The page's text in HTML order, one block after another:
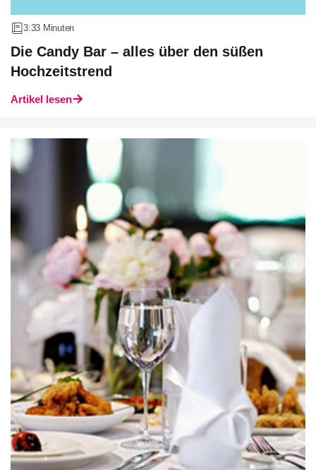
3:33 Minuten
Die Candy Bar – alles über den süßen
Hochzeitstrend
Artikel lesen